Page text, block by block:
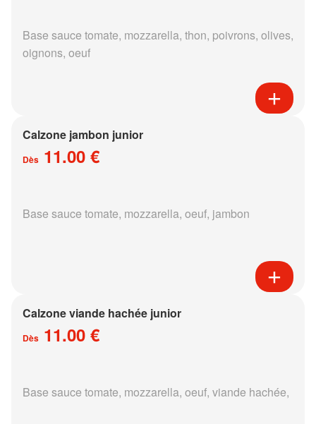
Base sauce tomate, mozzarella, thon, poivrons, olives,
oignons, oeuf
Calzone jambon junior
Dès 11.00 €
Base sauce tomate, mozzarella, oeuf, jambon
Calzone viande hachée junior
Dès 11.00 €
Base sauce tomate, mozzarella, oeuf, viande hachée,